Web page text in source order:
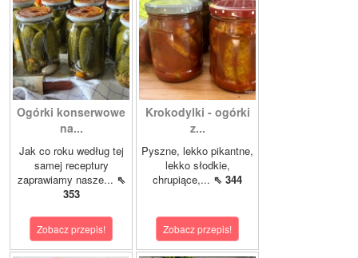
Ogórki konserwowe
na...
Jak co roku według tej
samej receptury
zaprawiamy nasze... ⇖
353
Zobacz przepis!
Krokodylki - ogórki
z...
Pyszne, lekko pikantne,
lekko słodkie,
chrupiące,... ⇖ 344
Zobacz przepis!